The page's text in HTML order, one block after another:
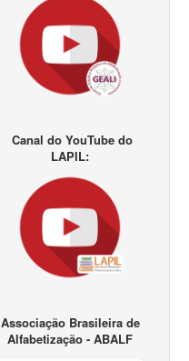
Canal do YouTube do
LAPIL:
Associação Brasileira de
Alfabetização - ABALF